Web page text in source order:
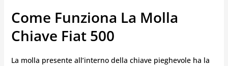
Come Funziona La Molla
Chiave Fiat 500
La molla presente all’interno della chiave pieghevole ha la